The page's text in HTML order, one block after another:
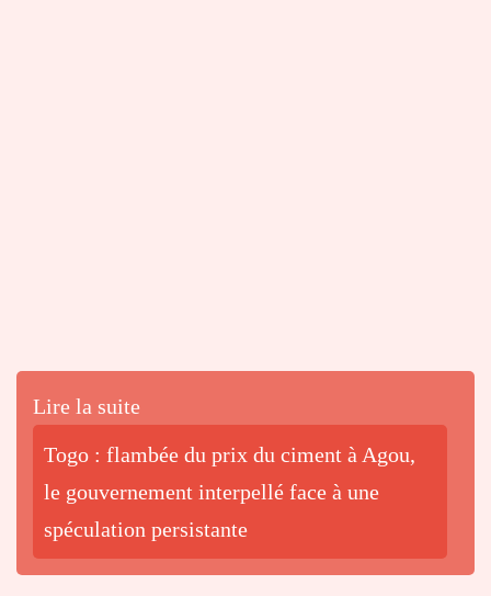
Lire la suite
Togo : flambée du prix du ciment à Agou,
le gouvernement interpellé face à une
spéculation persistante